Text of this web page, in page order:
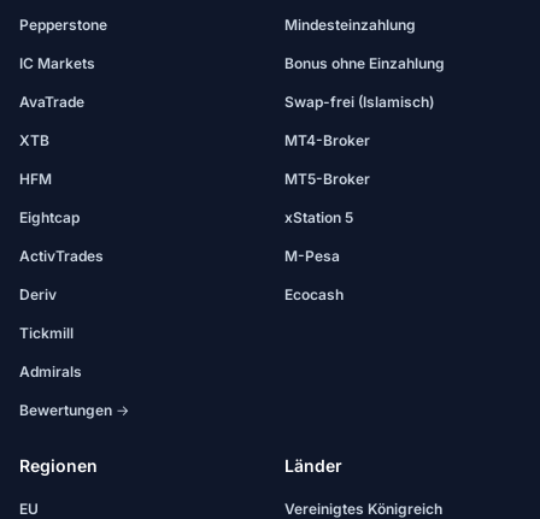
Pepperstone
IC Markets
AvaTrade
XTB
HFM
Eightcap
ActivTrades
Deriv
Tickmill
Admirals
Bewertungen →
Mindesteinzahlung
Bonus ohne Einzahlung
Swap-frei (Islamisch)
MT4-Broker
MT5-Broker
xStation 5
M-Pesa
Ecocash
Regionen
EU
Länder
Vereinigtes Königreich